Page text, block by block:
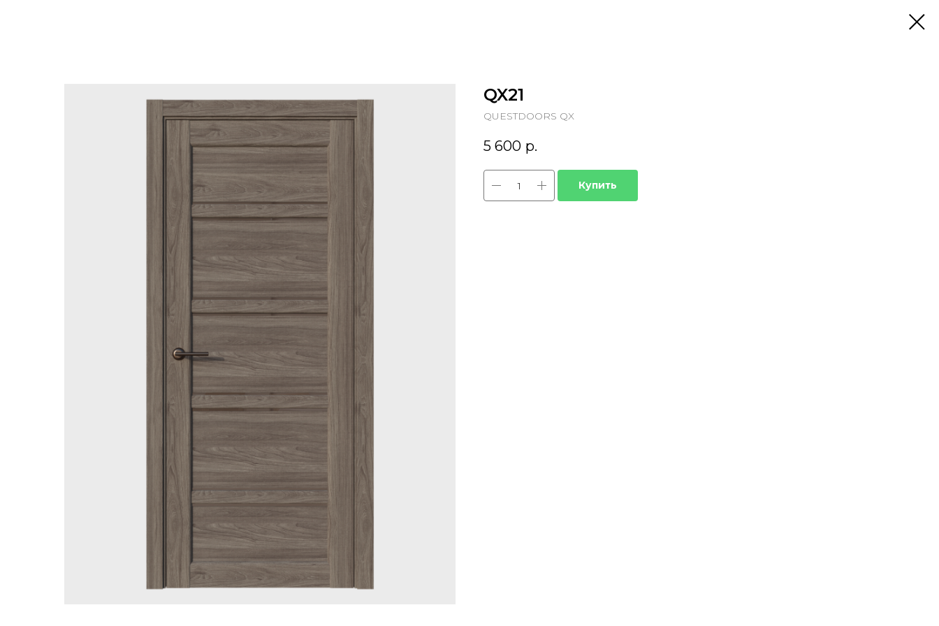
QX21
QUESTDOORS QX
5 600 р.
Купить